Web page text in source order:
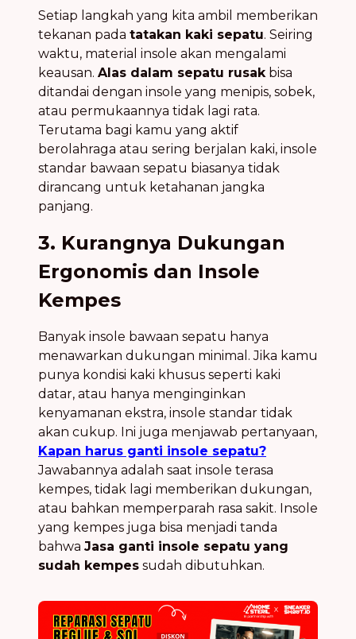
Setiap langkah yang kita ambil memberikan
tekanan pada tatakan kaki sepatu. Seiring
waktu, material insole akan mengalami
keausan. Alas dalam sepatu rusak bisa
ditandai dengan insole yang menipis, sobek,
atau permukaannya tidak lagi rata.
Terutama bagi kamu yang aktif
berolahraga atau sering berjalan kaki, insole
standar bawaan sepatu biasanya tidak
dirancang untuk ketahanan jangka
panjang.
3. Kurangnya Dukungan
Ergonomis dan Insole
Kempes
Banyak insole bawaan sepatu hanya
menawarkan dukungan minimal. Jika kamu
punya kondisi kaki khusus seperti kaki
datar, atau hanya menginginkan
kenyamanan ekstra, insole standar tidak
akan cukup. Ini juga menjawab pertanyaan,
Kapan harus ganti insole sepatu?
Jawabannya adalah saat insole terasa
kempes, tidak lagi memberikan dukungan,
atau bahkan memperparah rasa sakit. Insole
yang kempes juga bisa menjadi tanda
bahwa Jasa ganti insole sepatu yang
sudah kempes sudah dibutuhkan.